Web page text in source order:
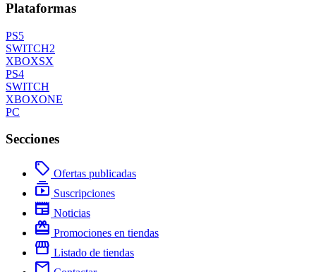
Plataformas
PS5
SWITCH2
XBOXSX
PS4
SWITCH
XBOXONE
PC
Secciones
local_offer Ofertas publicadas
subscriptions Suscripciones
newspaper Noticias
redeem Promociones en tiendas
storefront Listado de tiendas
mail